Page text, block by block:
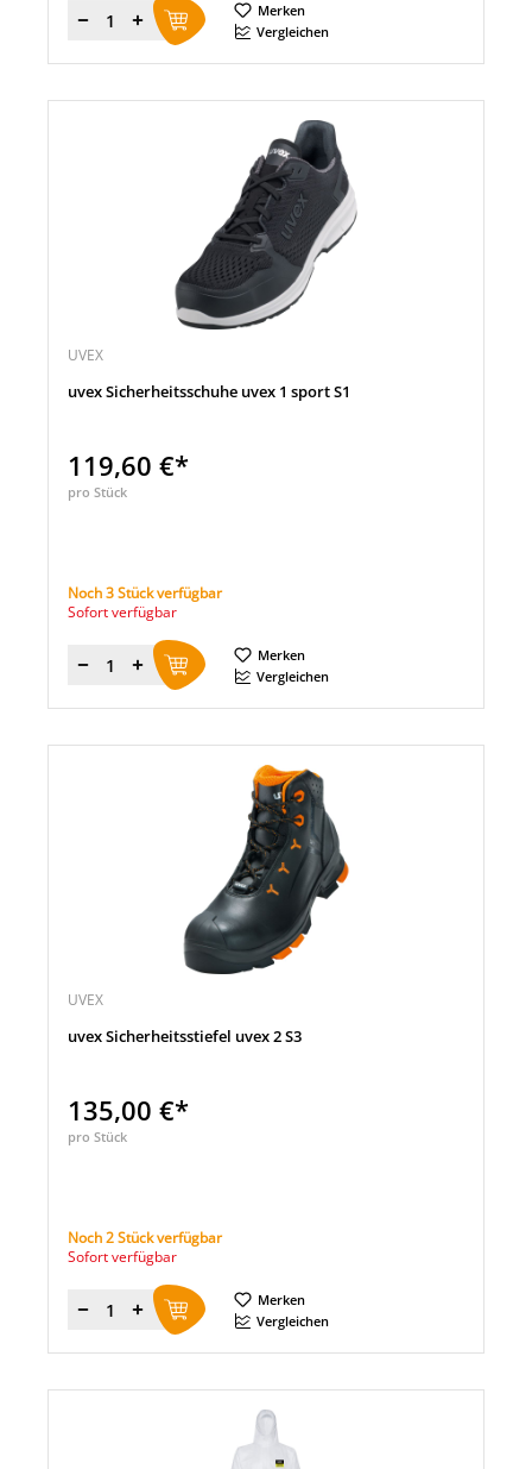
Menge
Merken
Vergleichen
UVEX
uvex Sicherheitsschuhe uvex 1 sport S1
119,60 €*
pro Stück
Noch 3 Stück verfügbar
Sofort verfügbar
Menge
Merken
Vergleichen
UVEX
uvex Sicherheitsstiefel uvex 2 S3
135,00 €*
pro Stück
Noch 2 Stück verfügbar
Sofort verfügbar
Menge
Merken
Vergleichen